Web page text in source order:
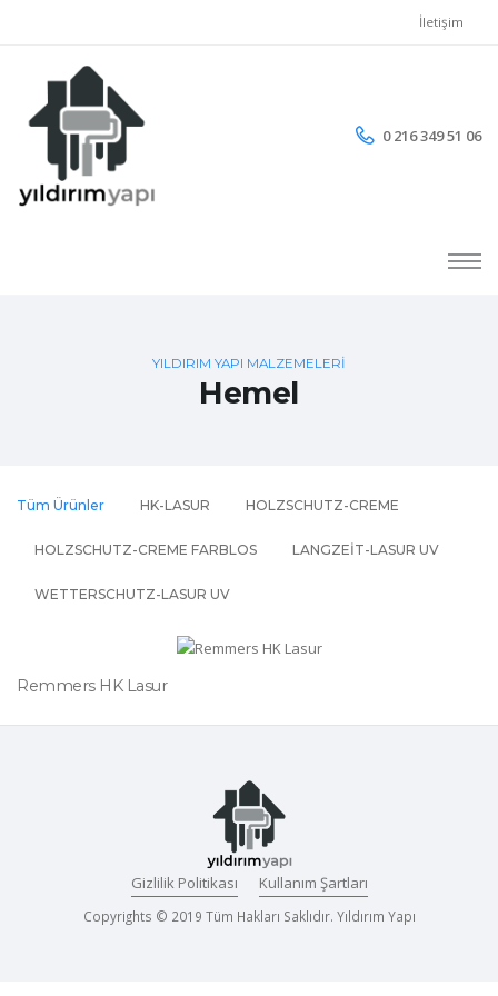
İletişim
0 216 349 51 06
YILDIRIM YAPI MALZEMELERİ
Hemel
Tüm Ürünler HK-LASUR HOLZSCHUTZ-CREME
HOLZSCHUTZ-CREME FARBLOS LANGZEIT-LASUR UV
WETTERSCHUTZ-LASUR UV
Remmers HK Lasur
Copyrights © 2019 Tüm Hakları Saklıdır. Yıldırım Yapı
Gizlilik Politikası Kullanım Şartları